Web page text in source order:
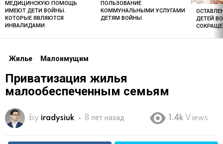
МЕДИЦИНСКУЮ ПОМОЩЬ
ИМЕЮТ ДЕТИ ВОЙНЫ,
КОТОРЫЕ ЯВЛЯЮТСЯ
ИНВАЛИДАМИ
ПОЛЬЗОВАНИЕ
КОММУНАЛЬНЫМИ УСЛУГАМИ
ДЕТЯМ ВОЙНЫ
ДЕТЕЙ
Жилье Малоимущим
Приватизация жилья
малообеспеченным семьям
by iradysiuk 8 лет назад 1.4k Views